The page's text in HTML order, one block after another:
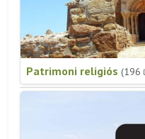
Patrimoni religiós (196